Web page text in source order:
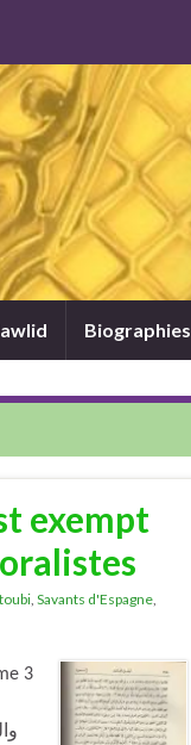
Biographies
exempt
, Savants d'Espagne,
3